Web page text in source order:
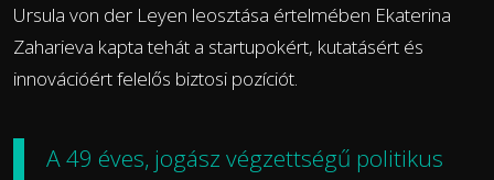
Ursula von der Leyen leosztása értelmében Ekaterina
Zaharieva kapta tehát a startupokért, kutatásért és
innovációért felelős biztosi pozíciót.
A 49 éves, jogász végzettségű politikus